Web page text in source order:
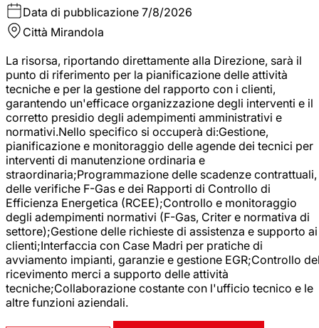
Data di pubblicazione 7/8/2026
Città Mirandola
La risorsa, riportando direttamente alla Direzione, sarà il
punto di riferimento per la pianificazione delle attività
tecniche e per la gestione del rapporto con i clienti,
garantendo un'efficace organizzazione degli interventi e il
corretto presidio degli adempimenti amministrativi e
normativi.Nello specifico si occuperà di:Gestione,
pianificazione e monitoraggio delle agende dei tecnici per
interventi di manutenzione ordinaria e
straordinaria;Programmazione delle scadenze contrattuali,
delle verifiche F-Gas e dei Rapporti di Controllo di
Efficienza Energetica (RCEE);Controllo e monitoraggio
degli adempimenti normativi (F-Gas, Criter e normativa di
settore);Gestione delle richieste di assistenza e supporto ai
clienti;Interfaccia con Case Madri per pratiche di
avviamento impianti, garanzie e gestione EGR;Controllo
ricevimento merci a supporto delle attività
tecniche;Collaborazione costante con l'ufficio tecnico e le
altre funzioni aziendali.